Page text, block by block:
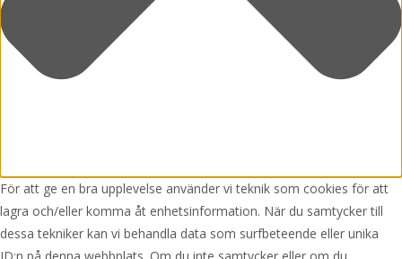
För att ge en bra upplevelse använder vi teknik som cookies för att
lagra och/eller komma åt enhetsinformation. När du samtycker till
dessa tekniker kan vi behandla data som surfbeteende eller unika
ID:n på denna webbplats. Om du inte samtycker eller om du